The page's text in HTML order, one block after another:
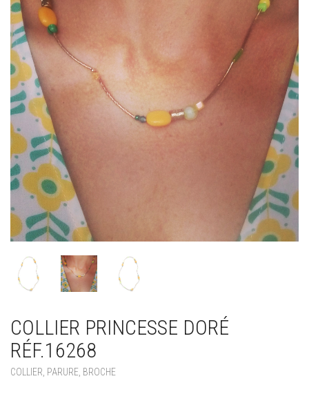
COLLIER PRINCESSE DORÉ
RÉF.16268
COLLIER, PARURE, BROCHE